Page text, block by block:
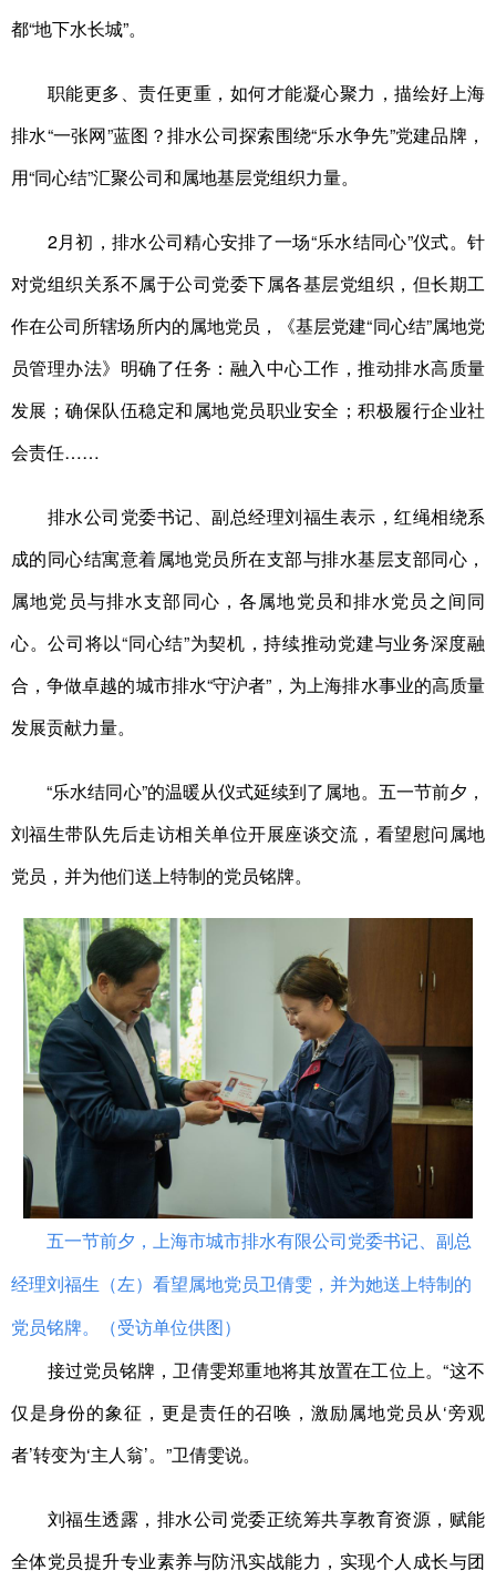
都“地下水长城”。
职能更多、责任更重，如何才能凝心聚力，描绘好上海
排水“一张网”蓝图？排水公司探索围绕“乐水争先”党建品牌，
用“同心结”汇聚公司和属地基层党组织力量。
2月初，排水公司精心安排了一场“乐水结同心”仪式。针
对党组织关系不属于公司党委下属各基层党组织，但长期工
作在公司所辖场所内的属地党员，《基层党建“同心结”属地党
员管理办法》明确了任务：融入中心工作，推动排水高质量
发展；确保队伍稳定和属地党员职业安全；积极履行企业社
会责任……
排水公司党委书记、副总经理刘福生表示，红绳相绕系
成的同心结寓意着属地党员所在支部与排水基层支部同心，
属地党员与排水支部同心，各属地党员和排水党员之间同
心。公司将以“同心结”为契机，持续推动党建与业务深度融
合，争做卓越的城市排水“守沪者”，为上海排水事业的高质量
发展贡献力量。
“乐水结同心”的温暖从仪式延续到了属地。五一节前夕，
刘福生带队先后走访相关单位开展座谈交流，看望慰问属地
党员，并为他们送上特制的党员铭牌。
五一节前夕，上海市城市排水有限公司党委书记、副总
经理刘福生（左）看望属地党员卫倩雯，并为她送上特制的
党员铭牌。（受访单位供图）
接过党员铭牌，卫倩雯郑重地将其放置在工位上。“这不
仅是身份的象征，更是责任的召唤，激励属地党员从‘旁观
者’转变为‘主人翁’。”卫倩雯说。
刘福生透露，排水公司党委正统筹共享教育资源，赋能
全体党员提升专业素养与防汛实战能力，实现个人成长与团